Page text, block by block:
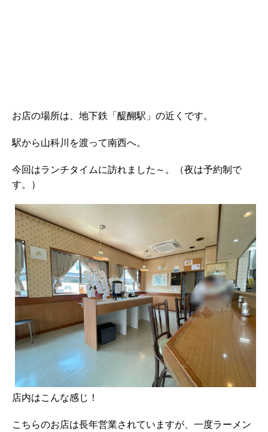
お店の場所は、地下鉄「醍醐駅」の近くです。
駅から山科川を渡って南西へ。
今回はランチタイムに訪れました～。（夜は予約制で
す。）
店内はこんな感じ！
こちらのお店は長年営業されていますが、一度ラーメン